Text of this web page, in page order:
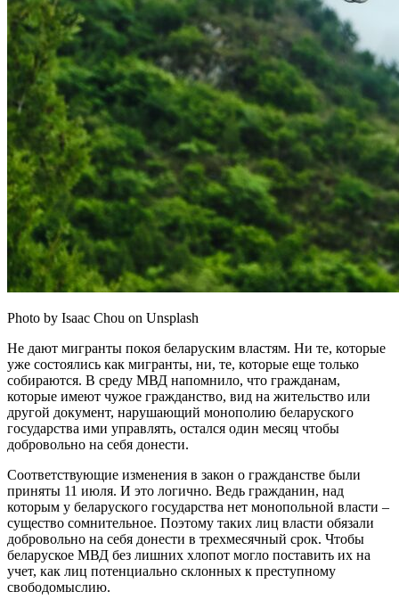
Photo by Isaac Chou on Unsplash
Не дают мигранты покоя беларуским властям. Ни те, которые
уже состоялись как мигранты, ни, те, которые еще только
собираются. В среду МВД напомнило, что гражданам,
которые имеют чужое гражданство, вид на жительство или
другой документ, нарушающий монополию беларуского
государства ими управлять, остался один месяц чтобы
добровольно на себя донести.
Соответствующие изменения в закон о гражданстве были
приняты 11 июля. И это логично. Ведь гражданин, над
которым у беларуского государства нет монопольной власти –
существо сомнительное. Поэтому таких лиц власти обязали
добровольно на себя донести в трехмесячный срок. Чтобы
беларуское МВД без лишних хлопот могло поставить их на
учет, как лиц потенциально склонных к преступному
свободомыслию.